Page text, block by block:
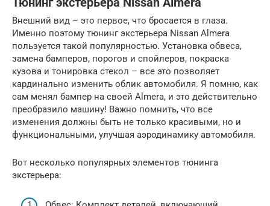
Внешний вид – это первое, что бросается в глаза.
Именно поэтому тюнинг экстерьера Nissan Almera
пользуется такой популярностью. Установка обвеса,
замена бамперов, порогов и спойлеров, покраска
кузова и тонировка стекол – все это позволяет
кардинально изменить облик автомобиля. Я помню, как
сам менял бампер на своей Almera, и это действительно
преобразило машину! Важно помнить, что все
изменения должны быть не только красивыми, но и
функциональными, улучшая аэродинамику автомобиля.
Вот несколько популярных элементов тюнинга
экстерьера: